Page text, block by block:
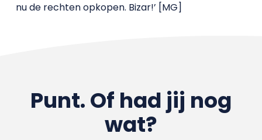
nu de rechten opkopen. Bizar!’ [MG]
Punt. Of had jij nog
wat?